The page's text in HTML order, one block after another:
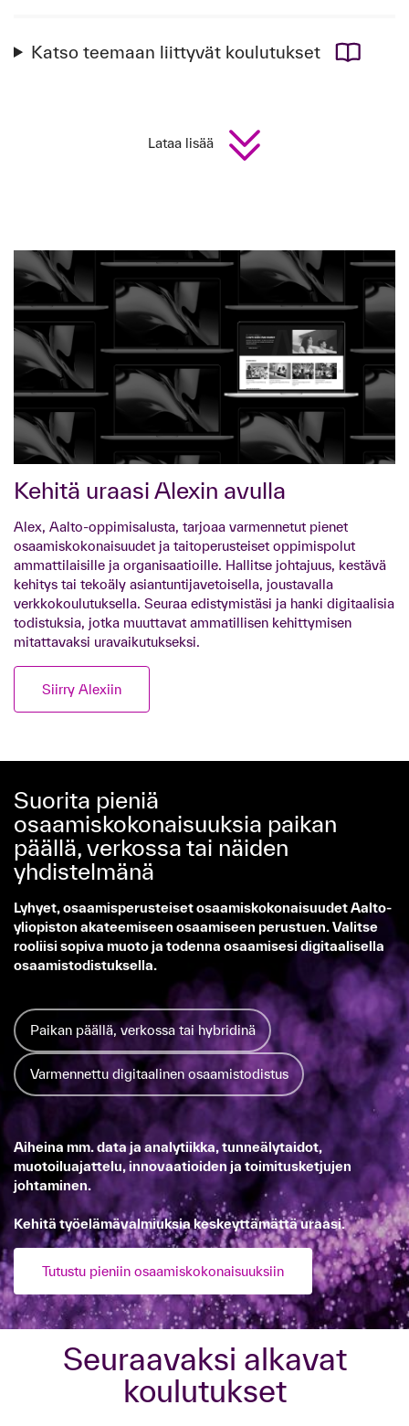
Katso teemaan liittyvät koulutukset
Lataa lisää
Kehitä uraasi Alexin avulla
Alex, Aalto-oppimisalusta, tarjoaa varmennetut pienet
osaamiskokonaisuudet ja taitoperusteiset oppimispolut
ammattilaisille ja organisaatioille. Hallitse johtajuus, kestävä
kehitys tai tekoäly asiantuntijavetoisella, joustavalla
verkkokoulutuksella. Seuraa edistymistäsi ja hanki digitaalisia
todistuksia, jotka muuttavat ammatillisen kehittymisen
mitattavaksi uravaikutukseksi.
Siirry Alexiin
Suorita pieniä
osaamiskokonaisuuksia paikan
päällä, verkossa tai näiden
yhdistelmänä
Lyhyet, osaamisperusteiset osaamiskokonaisuudet Aalto-
yliopiston akateemiseen osaamiseen perustuen. Valitse
rooliisi sopiva muoto ja todenna osaamisesi digitaalisella
osaamistodistuksella.
Paikan päällä, verkossa tai hybridinä
Varmennettu digitaalinen osaamistodistus
Aiheina mm. data ja analytiikka, tunneälytaidot,
muotoiluajattelu, innovaatioiden ja toimitusketjujen
johtaminen.
Kehitä työelämävalmiuksia keskeyttämättä uraasi.
Tutustu pieniin osaamiskokonaisuuksiin
Seuraavaksi alkavat
koulutukset